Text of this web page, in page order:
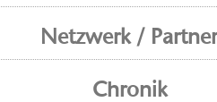
Netzwerk / Partner
Chronik